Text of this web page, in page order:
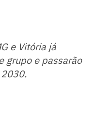
e Vitória já
grupo e passarão